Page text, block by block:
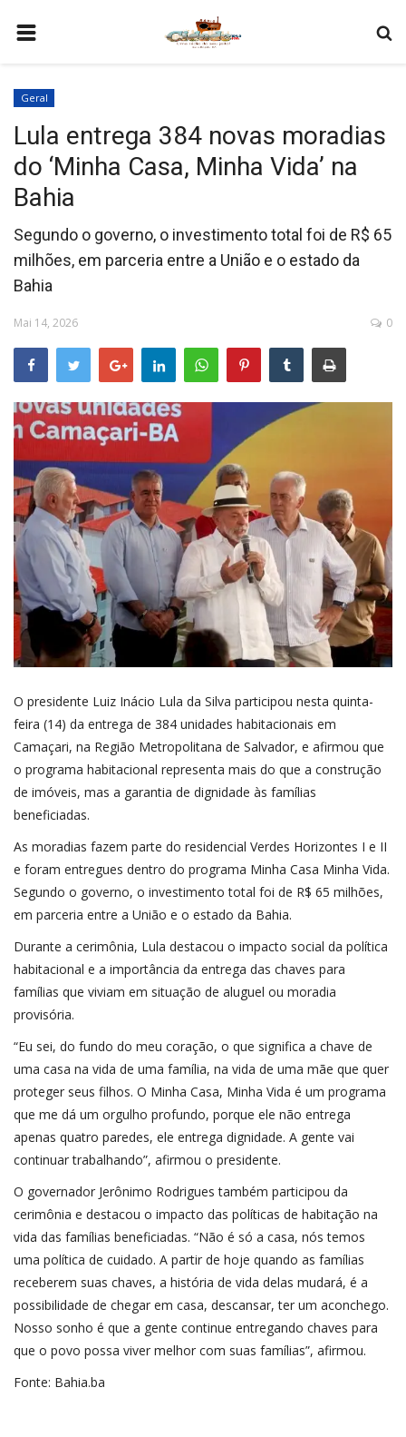
COMO SER PARCEIRO
PROGRAMAÇÃO
QUEM SOMOS
Geral
Lula entrega 384 novas moradias
do ‘Minha Casa, Minha Vida’ na
Bahia
Segundo o governo, o investimento total foi de R$ 65
milhões, em parceria entre a União e o estado da
Bahia
Mai 14, 2026 0
O presidente Luiz Inácio Lula da Silva participou nesta quinta-
feira (14) da entrega de 384 unidades habitacionais em
Camaçari, na Região Metropolitana de Salvador, e afirmou que
o programa habitacional representa mais do que a construção
de imóveis, mas a garantia de dignidade às famílias
beneficiadas.
As moradias fazem parte do residencial Verdes Horizontes I e II
e foram entregues dentro do programa Minha Casa Minha Vida.
Segundo o governo, o investimento total foi de R$ 65 milhões,
em parceria entre a União e o estado da Bahia.
Durante a cerimônia, Lula destacou o impacto social da política
habitacional e a importância da entrega das chaves para
famílias que viviam em situação de aluguel ou moradia
provisória.
“Eu sei, do fundo do meu coração, o que significa a chave de
uma casa na vida de uma família, na vida de uma mãe que quer
proteger seus filhos. O Minha Casa, Minha Vida é um programa
que me dá um orgulho profundo, porque ele não entrega
apenas quatro paredes, ele entrega dignidade. A gente vai
continuar trabalhando”, afirmou o presidente.
O governador Jerônimo Rodrigues também participou da
cerimônia e destacou o impacto das políticas de habitação na
vida das famílias beneficiadas. “Não é só a casa, nós temos
uma política de cuidado. A partir de hoje quando as famílias
receberem suas chaves, a história de vida delas mudará, é a
possibilidade de chegar em casa, descansar, ter um aconchego.
Nosso sonho é que a gente continue entregando chaves para
que o povo possa viver melhor com suas famílias”, afirmou.
Fonte: Bahia.ba